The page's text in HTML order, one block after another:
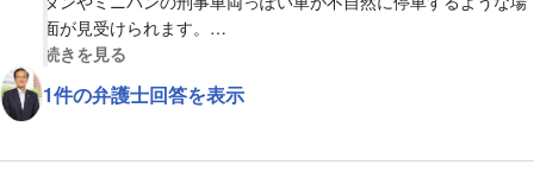
面が見受けられます。
自分の車を勝手に原付の警察が写真を撮りに来ることは合法なん
ですか？
煽り運転を受けてかなりやり返したことです。ですが、相手には
視覚的に省略された相談全文の
続きを見る
1件の弁護士回答を表示